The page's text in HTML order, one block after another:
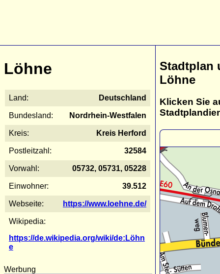
Löhne
Land: Deutschland
Bundesland: Nordrhein-Westfalen
Kreis: Kreis Herford
Postleitzahl: 32584
Vorwahl: 05732, 05731, 05228
Einwohner: 39.512
Webseite: https://www.loehne.de/
Wikipedia:
https://de.wikipedia.org/wiki/de:Löhn
e
Werbung
Stadtplan
Löhne
Klicken Sie